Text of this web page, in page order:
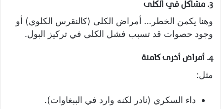
3. مشاكل في الكلى
وهنا يكمن الخطر… أمراض الكلى (كالنقرس الكلوي) أو
وجود حصوات قد تسبب فشل الكلى في تركيز البول.
4. أمراض أخرى كامنة
مثل:
داء السكري (نادر لكنه وارد في الببغاوات).